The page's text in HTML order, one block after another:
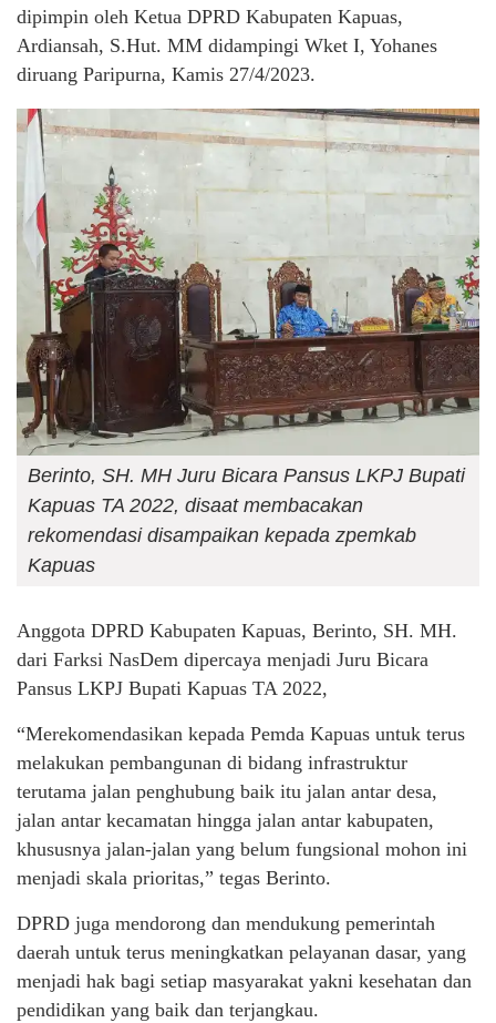
dipimpin oleh Ketua DPRD Kabupaten Kapuas,
Ardiansah, S.Hut. MM didampingi Wket I, Yohanes
diruang Paripurna, Kamis 27/4/2023.
Berinto, SH. MH Juru Bicara Pansus LKPJ Bupati
Kapuas TA 2022, disaat membacakan
rekomendasi disampaikan kepada zpemkab
Kapuas
Anggota DPRD Kabupaten Kapuas, Berinto, SH. MH.
dari Farksi NasDem dipercaya menjadi Juru Bicara
Pansus LKPJ Bupati Kapuas TA 2022,
“Merekomendasikan kepada Pemda Kapuas untuk terus
melakukan pembangunan di bidang infrastruktur
terutama jalan penghubung baik itu jalan antar desa,
jalan antar kecamatan hingga jalan antar kabupaten,
khususnya jalan-jalan yang belum fungsional mohon ini
menjadi skala prioritas,” tegas Berinto.
DPRD juga mendorong dan mendukung pemerintah
daerah untuk terus meningkatkan pelayanan dasar, yang
menjadi hak bagi setiap masyarakat yakni kesehatan dan
pendidikan yang baik dan terjangkau.